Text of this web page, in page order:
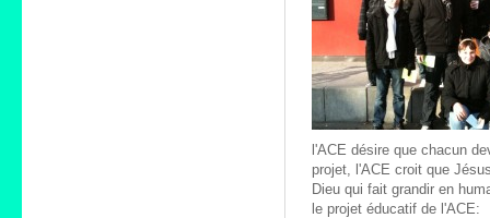
l'ACE désire que chacun
projet, l'ACE croit que
Dieu qui fait grandir en
le projet éducatif de l'ACE: